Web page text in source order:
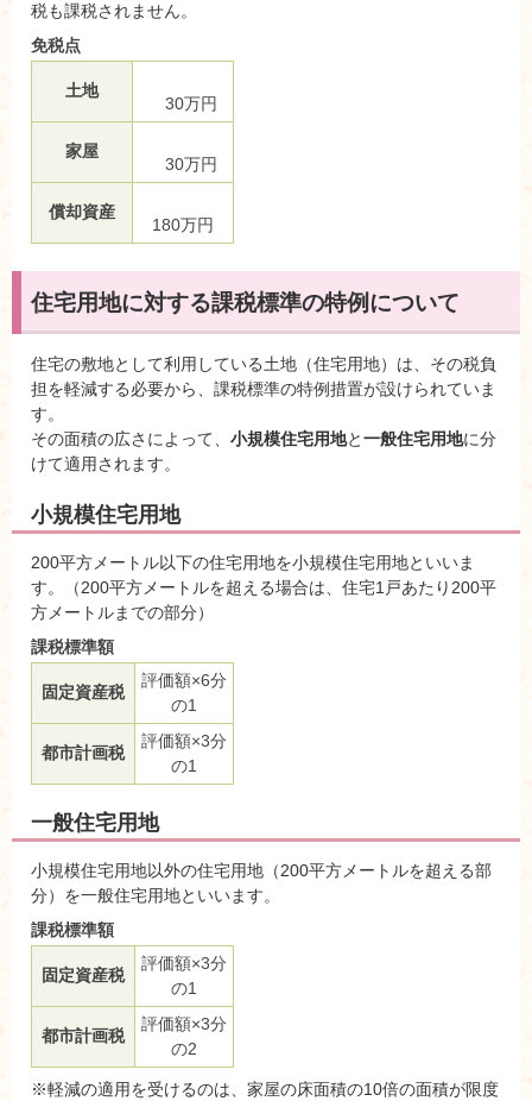
税も課税されません。
免税点
土地
30万円
家屋
30万円
償却資産
180万円
住宅用地に対する課税標準の特例について
住宅の敷地として利用している土地（住宅用地）は、その税負
担を軽減する必要から、課税標準の特例措置が設けられていま
す。
その面積の広さによって、 小規模住宅用地と一般住宅用地に分
けて適用されます。
小規模住宅用地
200平方メートル以下の住宅用地を小規模住宅用地といいま
す。（200平方メートルを超える場合は、住宅1戸あたり200平
方メートルまでの部分）
課税標準額
固定資産税
評価額×6分
の1
都市計画税
評価額×3分
の1
一般住宅用地
小規模住宅用地以外の住宅用地（200平方メートルを超える部
分）を一般住宅用地といいます。
課税標準額
固定資産税
評価額×3分
の1
都市計画税
評価額×3分
の2
※軽減の適用を受けるのは、家屋の床面積の10倍の面積が限度